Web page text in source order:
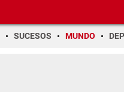
SUCESOS MUNDO